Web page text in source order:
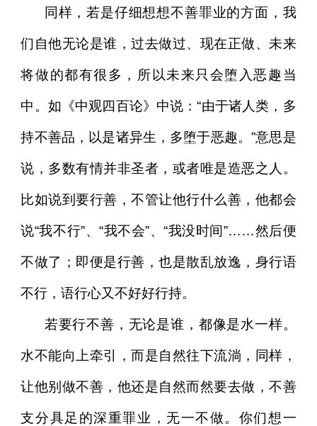
同样，若是仔细想想不善罪业的方面，我
们自他无论是谁，过去做过、现在正做、未来
将做的都有很多，所以未来只会堕入恶趣当
中。如《中观四百论》中说：“由于诸人类，多
持不善品，以是诸异生，多堕于恶趣。”意思是
说，多数有情并非圣者，或者唯是造恶之人。
比如说到要行善，不管让他行什么善，他都会
说“我不行”、“我不会”、“我没时间”……然后便
不做了；即便是行善，也是散乱放逸，身行语
不行，语行心又不好好行持。
若要行不善，无论是谁，都像是水一样。
水不能向上牵引，而是自然往下流淌，同样，
让他别做不善，他还是自然而然要去做，不善
支分具足的深重罪业，无一不做。你们想一